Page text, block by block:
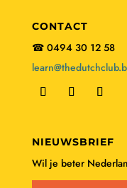
CONTACT
☎ 0494 30 12 58
NIEUWSBRIEF
Wil je beter